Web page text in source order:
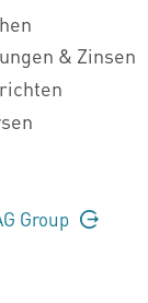
& Zinsen
Group